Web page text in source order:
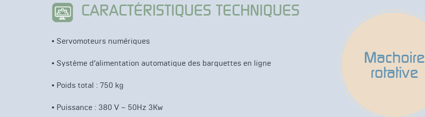
CARACTÉRISTIQUES TECHNIQUES
• Servomoteurs numériques
• Système d’alimentation automatique des barquettes en ligne
• Poids total : 750 kg
• Puissance : 380 V – 50Hz 3Kw
Machoire
rotative